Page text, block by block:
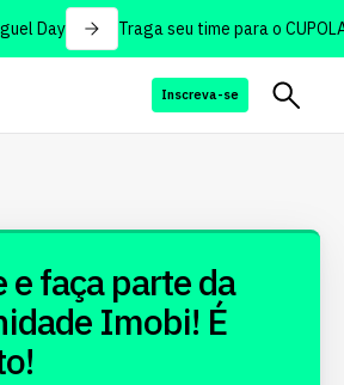
Day Traga seu time para o
Inscreva-se
e faça parte da
Imobi! É